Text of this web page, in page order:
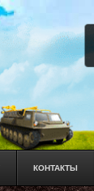
КОНТАКТЫ